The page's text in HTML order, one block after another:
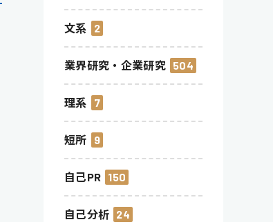
文系 2
業界研究・企業研究 504
理系 7
短所 9
自己PR 150
自己分析 24